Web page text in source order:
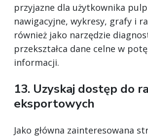
przyjazne dla użytkownika
nawigacyjne, wykresy, grafy i
również jako narzędzie
przekształca dane celne w
informacji.
13. Uzyskaj dostęp do
eksportowych
Jako główna zainteresowana